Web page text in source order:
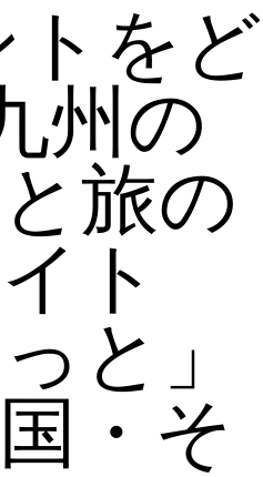
トをど
州の
旅の
ト
と」
・そ